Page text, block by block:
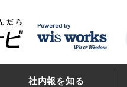
社内報を知る